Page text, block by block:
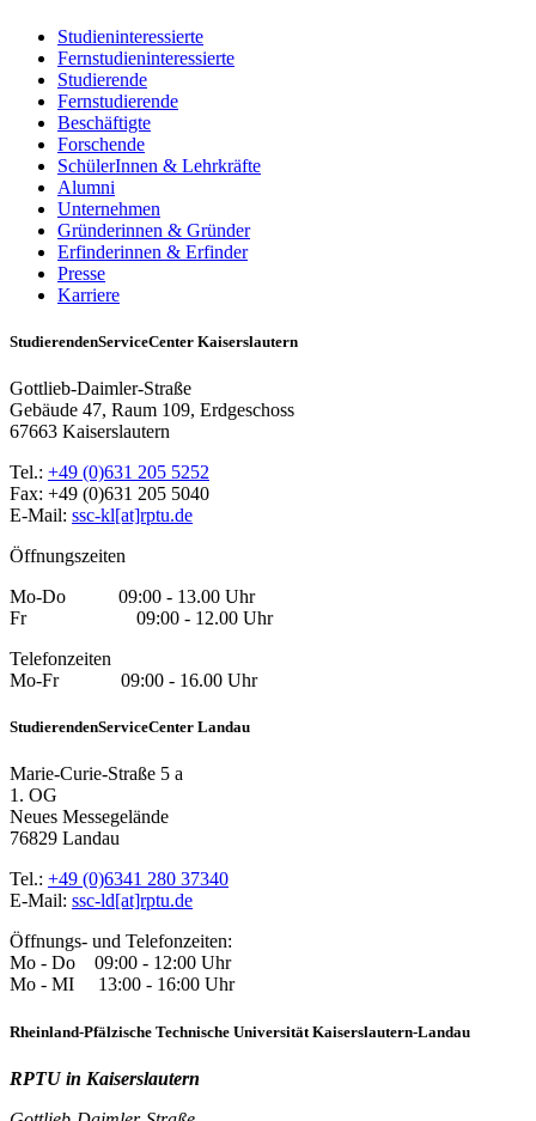
Studieninteressierte
Fernstudieninteressierte
Studierende
Fernstudierende
Beschäftigte
Forschende
SchülerInnen & Lehrkräfte
Alumni
Unternehmen
Gründerinnen & Gründer
Erfinderinnen & Erfinder
Presse
Karriere
StudierendenServiceCenter Kaiserslautern
Gottlieb-Daimler-Straße
Gebäude 47, Raum 109, Erdgeschoss
67663 Kaiserslautern
Tel.: +49 (0)631 205 5252
Fax: +49 (0)631 205 5040
E-Mail: ssc-kl[at]rptu.de
Öffnungszeiten
Mo-Do 09:00 - 13.00 Uhr
Fr 09:00 - 12.00 Uhr
Telefonzeiten
Mo-Fr 09:00 - 16.00 Uhr
StudierendenServiceCenter Landau
Marie-Curie-Straße 5 a
1. OG
Neues Messegelände
76829 Landau
Tel.: +49 (0)6341 280 37340
E-Mail: ssc-ld[at]rptu.de
Öffnungs- und Telefonzeiten:
Mo - Do 09:00 - 12:00 Uhr
Mo - MI 13:00 - 16:00 Uhr
Rheinland-Pfälzische Technische Universität Kaiserslautern-Landau
RPTU in Kaiserslautern